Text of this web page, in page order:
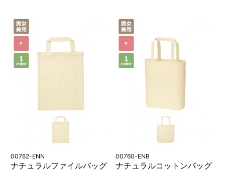
00762-ENN
ナチュラルファイルバッグ
00760-ENB
ナチュラルコットンバッグ